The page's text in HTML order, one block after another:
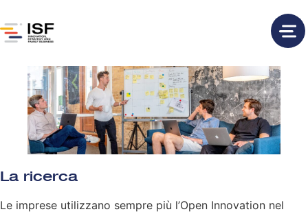
La ricerca
Le imprese utilizzano sempre più l’Open Innovation nel